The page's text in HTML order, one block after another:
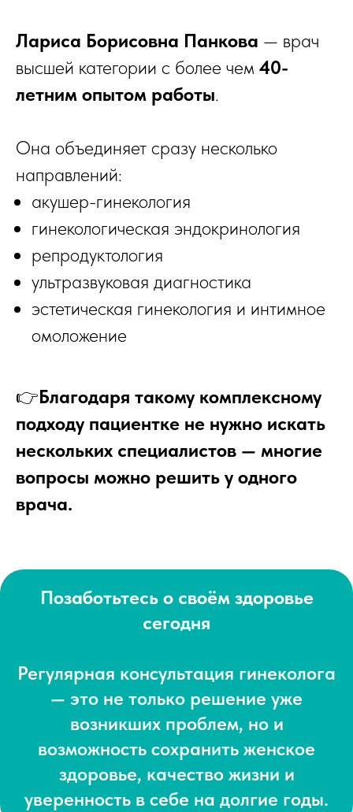
Лариса Борисовна Панкова — врач
высшей категории с более чем 40-
летним опытом работы.
Она объединяет сразу несколько
направлений:
акушер-гинекология
гинекологическая эндокринология
репродуктология
ультразвуковая диагностика
эстетическая гинекология и интимное
омоложение
👉Благодаря такому комплексному
подходу пациентке не нужно искать
нескольких специалистов — многие
вопросы можно решить у одного
врача.
Позаботьтесь о своём здоровье
сегодня
Регулярная консультация гинеколога
— это не только решение уже
возникших проблем, но и
возможность сохранить женское
здоровье, качество жизни и
уверенность в себе на долгие годы.